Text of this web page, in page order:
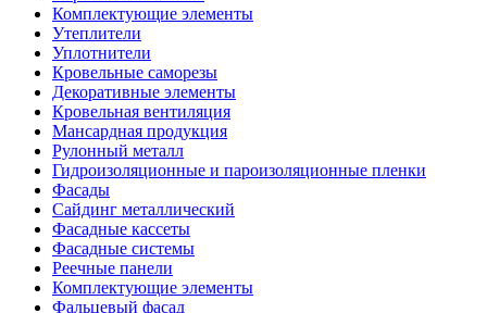
Комплектующие элементы
Утеплители
Уплотнители
Кровельные саморезы
Декоративные элементы
Кровельная вентиляция
Мансардная продукция
Рулонный металл
Гидроизоляционные и пароизоляционные пленки
Фасады
Сайдинг металлический
Фасадные кассеты
Фасадные системы
Реечные панели
Комплектующие элементы
Фальцевый фасад